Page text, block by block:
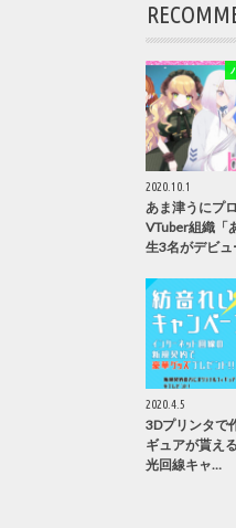
2020.10.1
あま津うにプ
VTuber組織「
生3名がデビュ
2020.4.5
3Dプリンタで
ギュアが貰え
光回線キャ…